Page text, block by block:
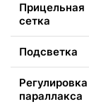
Прицельная
сетка
Подсветка
Регулировка
параллакса